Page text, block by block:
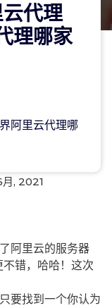
代理
理哪家
阿里云代理哪
月, 2021
阿里云的服务器
错，哈哈！这次
要找到一个你认为